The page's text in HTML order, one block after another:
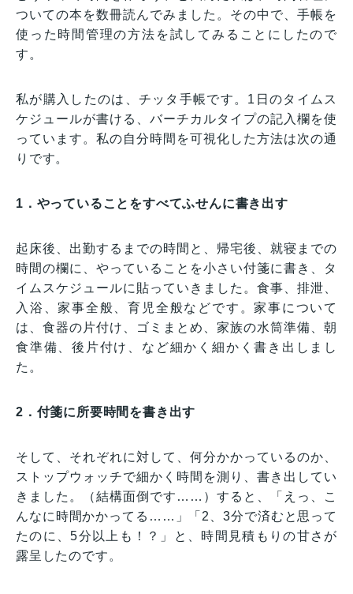
ついての本を数冊読んでみました。その中で、手帳を
使った時間管理の方法を試してみることにしたので
す。
私が購入したのは、チッタ手帳です。1日のタイムス
ケジュールが書ける、バーチカルタイプの記入欄を使
っています。私の自分時間を可視化した方法は次の通
りです。
1．やっていることをすべてふせんに書き出す
起床後、出勤するまでの時間と、帰宅後、就寝までの
時間の欄に、やっていることを小さい付箋に書き、タ
イムスケジュールに貼っていきました。食事、排泄、
入浴、家事全般、育児全般などです。家事について
は、食器の片付け、ゴミまとめ、家族の水筒準備、朝
食準備、後片付け、など細かく細かく書き出しまし
た。
2．付箋に所要時間を書き出す
そして、それぞれに対して、何分かかっているのか、
ストップウォッチで細かく時間を測り、書き出してい
きました。（結構面倒です……）すると、「えっ、こ
んなに時間かかってる……」「2、3分で済むと思って
たのに、5分以上も！？」と、時間見積もりの甘さが
露呈したのです。